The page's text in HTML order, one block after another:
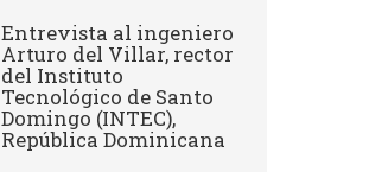
Entrevista al ingeniero
Arturo del Villar, rector
del Instituto
Tecnológico de Santo
Domingo (INTEC),
República Dominicana